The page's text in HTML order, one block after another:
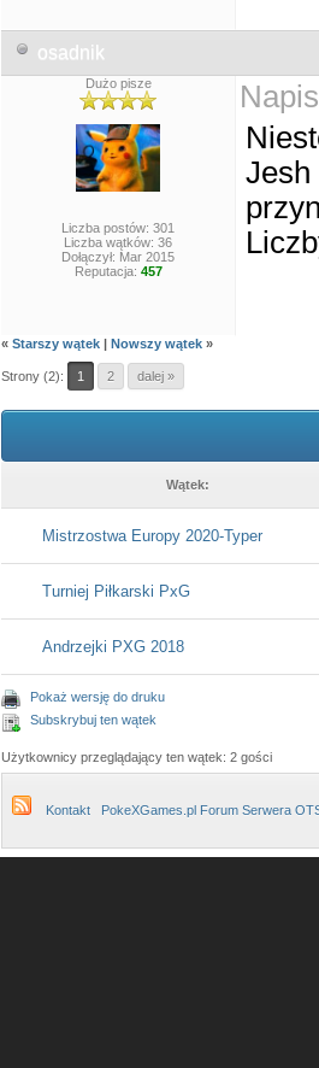
osadnik
Dużo pisze
Liczba postów: 301
Liczba wątków: 36
Dołączył: Mar 2015
Reputacja: 457
Jesh
« Starszy wątek | Nowszy wątek »
Strony (2): 1 2 dalej »
Wątek:
Mistrzostwa Europy 2020-Typer
Turniej Piłkarski PxG
Andrzejki PXG 2018
Pokaż wersję do druku
Subskrybuj ten wątek
Użytkownicy przeglądający ten wątek: 2 gości
Kontakt PokeXGames.pl Forum Serwera